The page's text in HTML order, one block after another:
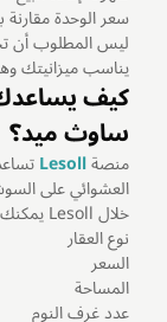
سعر الوحدة
ليس المطلوب أن
يناسب ميزانيتك
ساوث ميد؟
منصةLesoll
العشوائي على
خلال Lesoll يمكنك تصفح عقارات للبيع والإيجار ومقارنة:
نوع العقار
السعر
المساحة
عدد غرف النوم